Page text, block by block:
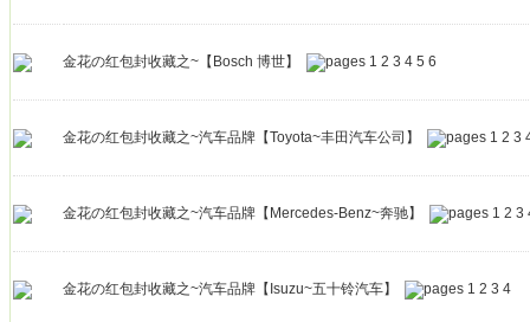
金花の红包封收藏之~【Bosch 博世】 1 2 3 4 5 6
金花の红包封收藏之~汽车品牌【Toyota~丰田汽车公司】 1 2 3
金花の红包封收藏之~汽车品牌【Mercedes-Benz~奔驰】 1 2 3
金花の红包封收藏之~汽车品牌【Isuzu~五十铃汽车】 1 2 3 4